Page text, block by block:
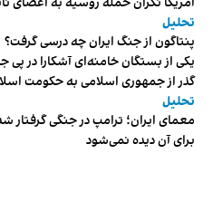
تحلیل
پنتاگون از جنگ ایران چه درسی گرفت؟
یکی از بستگان خامنه‌ای آشکارا در پی
گذر از جمهوری اسلامی به حکومت
تحلیل
معمای ایران؛ ترامپ در جنگی گرفتار
برای آن دیده نمی‌شود